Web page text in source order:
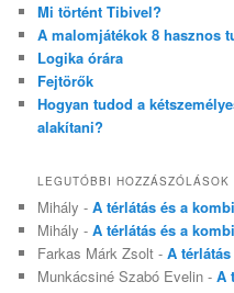
Mi történt Tibivel?
A malomjátékok 8 hasznos
Logika órára
Fejtörők
Hogyan tudod a
alakítani?
LEGUTÓBBI HOZZÁSZÓLÁSOK
Mihály -A térlátás és a
Mihály -A térlátás és a
Farkas Márk Zsolt -A
Munkácsiné Szabó Evelin -A